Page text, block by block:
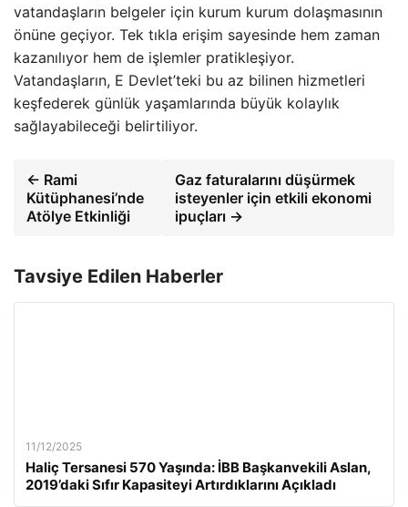
vatandaşların belgeler için kurum kurum dolaşmasının
önüne geçiyor. Tek tıkla erişim sayesinde hem zaman
kazanılıyor hem de işlemler pratikleşiyor.
Vatandaşların, E Devlet’teki bu az bilinen hizmetleri
keşfederek günlük yaşamlarında büyük kolaylık
sağlayabileceği belirtiliyor.
← Rami
Kütüphanesi’nde
Atölye Etkinliği
Gaz faturalarını düşürmek
isteyenler için etkili ekonomi
ipuçları →
Tavsiye Edilen Haberler
11/12/2025
Haliç Tersanesi 570 Yaşında: İBB Başkanvekili Aslan,
2019’daki Sıfır Kapasiteyi Artırdıklarını Açıkladı